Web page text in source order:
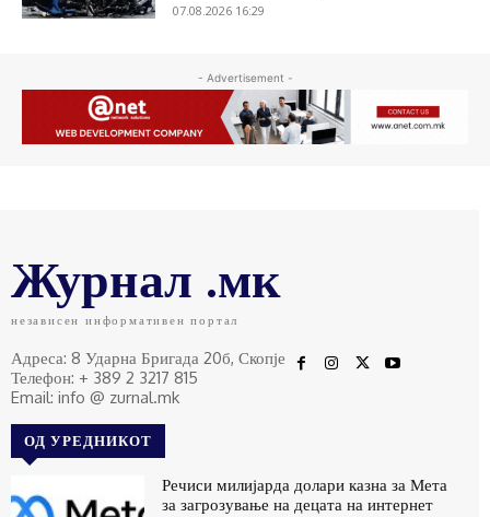
07.08.2026 16:29
- Advertisement -
Журнал .мк
независен информативен портал
Адреса: 8 Ударна Бригада 20б, Скопје
Телефон: + 389 2 3217 815
Email: info @ zurnal.mk
ОД УРЕДНИКОТ
Речиси милијарда долари казна за Мета
за загрозување на децата на интернет